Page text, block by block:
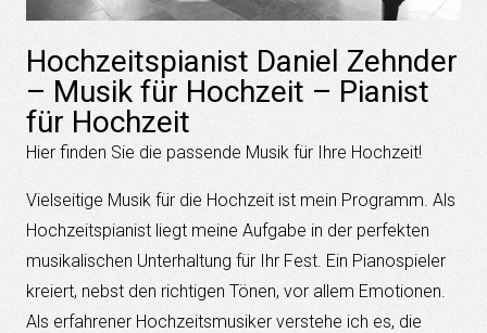
Hochzeitspianist Daniel Zehnder
– Musik für Hochzeit – Pianist
für Hochzeit
Hier finden Sie die passende Musik für Ihre Hochzeit!
Vielseitige Musik für die Hochzeit ist mein Programm. Als
Hochzeitspianist liegt meine Aufgabe in der perfekten
musikalischen Unterhaltung für Ihr Fest. Ein Pianospieler
kreiert, nebst den richtigen Tönen, vor allem Emotionen.
Als erfahrener Hochzeitsmusiker verstehe ich es, die